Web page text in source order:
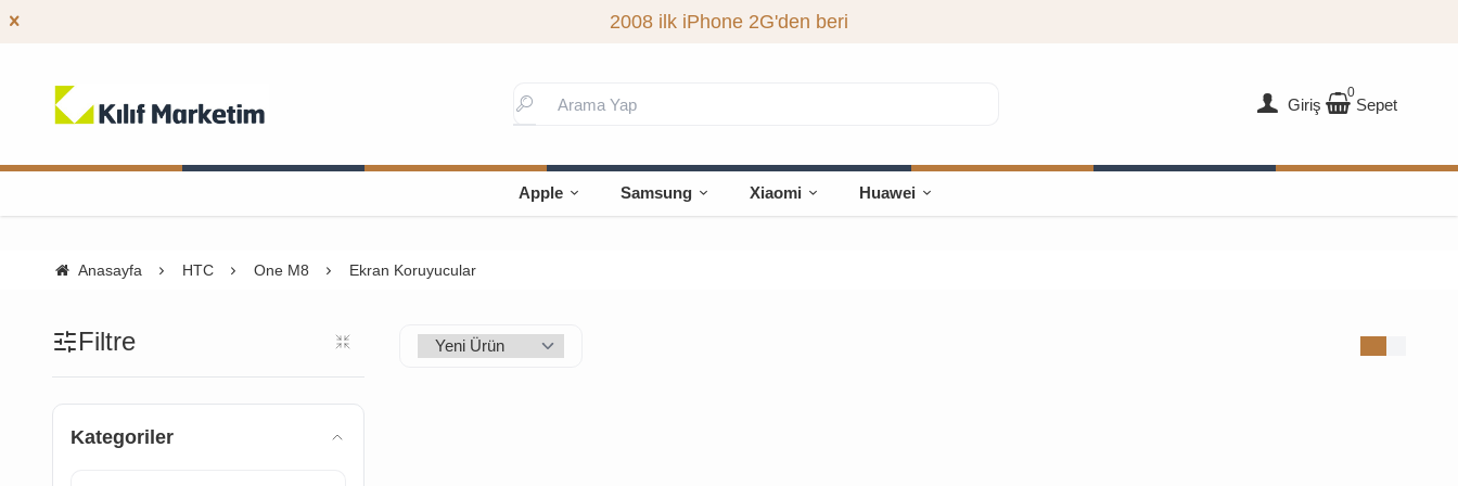
2008 ilk iPhone 2G'den beri
Giriş
0
Sepet
Apple Samsung Xiaomi Huawei
Anasayfa HTC One M8 Ekran Koruyucular
Filtre
Kategoriler